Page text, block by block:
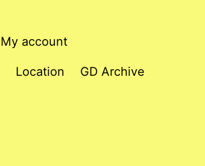
My account
Location GD Archive